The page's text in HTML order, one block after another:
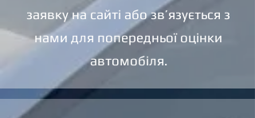
заявку на сайті або зв’язується з
нами для попередньої оцінки
автомобіля.